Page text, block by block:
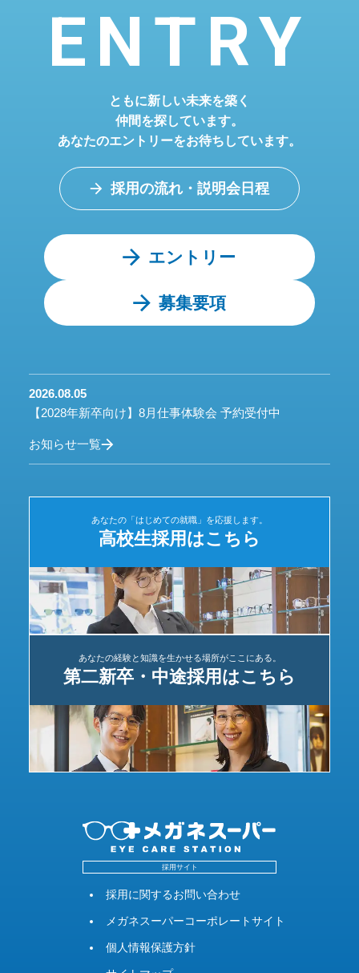
ENTRY
ともに新しい未来を築く
仲間を探しています。
あなたのエントリーをお待ちしています。
採用の流れ・説明会日程
エントリー
募集要項
2026.08.05
【2028年新卒向け】8月仕事体験会 予約受付中
お知らせ一覧
あなたの「はじめての就職」を応援します。
高校生採用はこちら
あなたの経験と知識を生かせる場所がここにある。
第二新卒・中途採用はこちら
採用サイト
採用に関するお問い合わせ
メガネスーパーコーポレートサイト
個人情報保護方針